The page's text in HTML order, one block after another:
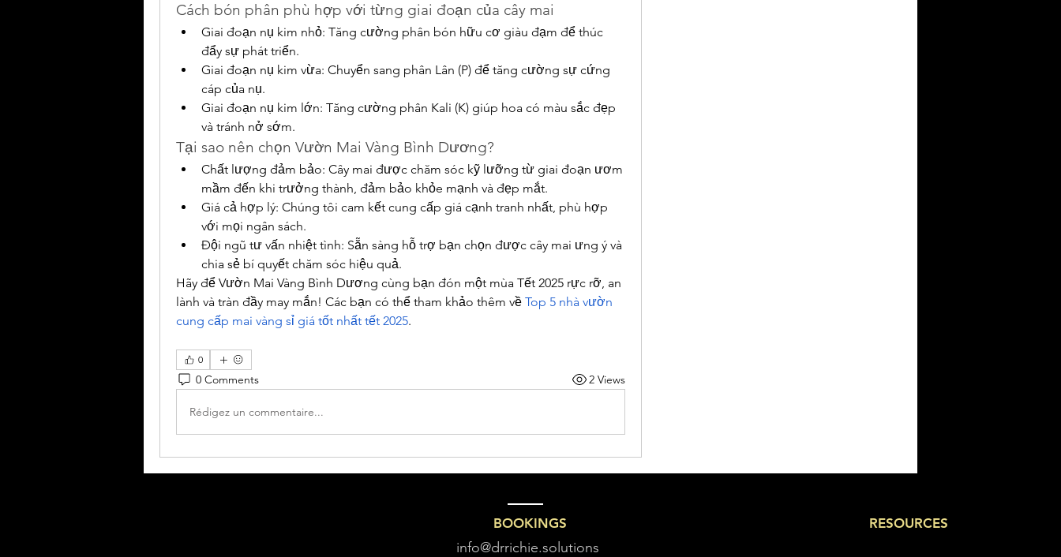
Cách bón phân phù hợp với từng giai đoạn của cây mai
Giai đoạn nụ kim nhỏ: Tăng cường phân bón hữu cơ giàu đạm để thúc
đẩy sự phát triển.
Giai đoạn nụ kim vừa: Chuyển sang phân Lân (P) để tăng cường sự cứng
cáp của nụ.
Giai đoạn nụ kim lớn: Tăng cường phân Kali (K) giúp hoa có màu sắc đẹp
và tránh nở sớm.
Tại sao nên chọn Vườn Mai Vàng Bình Dương?
Chất lượng đảm bảo: Cây mai được chăm sóc kỹ lưỡng từ giai đoạn ươm
mầm đến khi trưởng thành, đảm bảo khỏe mạnh và đẹp mắt.
Giá cả hợp lý: Chúng tôi cam kết cung cấp giá cạnh tranh nhất, phù hợp
với mọi ngân sách.
Đội ngũ tư vấn nhiệt tình: Sẵn sàng hỗ trợ bạn chọn được cây mai ưng ý và
chia sẻ bí quyết chăm sóc hiệu quả.
Hãy để Vườn Mai Vàng Bình Dương cùng bạn đón một mùa Tết 2025 rực rỡ, an
lành và tràn đầy may mắn! Các bạn có thể tham khảo thêm về Top 5 nhà vườn
cung cấp mai vàng sỉ giá tốt nhất tết 2025.
0
0 Comments 2 Views
Rédigez un commentaire...
BOOKINGS
info@drrichie.solutions
RESOURCES